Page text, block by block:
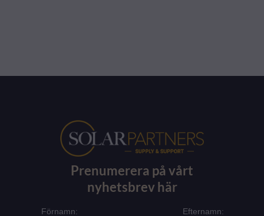
Prenumerera på vårt
nyhetsbrev här
Förnamn: Efternamn: